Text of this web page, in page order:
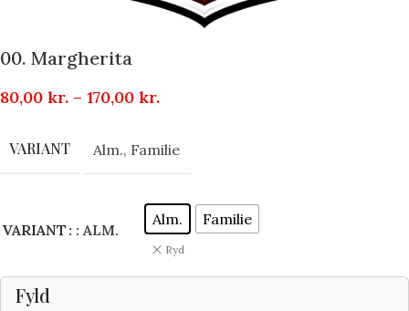
00. Margherita
80,00 kr. – 170,00 kr.
VARIANT Alm., Familie
VARIANT : ALM.
Alm. Familie
Ryd